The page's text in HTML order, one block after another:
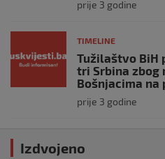
prije 3 godine
TIMELINE
Tužilaštvo BiH
tri Srbina zbog
Bošnjacima na
prije 3 godine
Izdvojeno